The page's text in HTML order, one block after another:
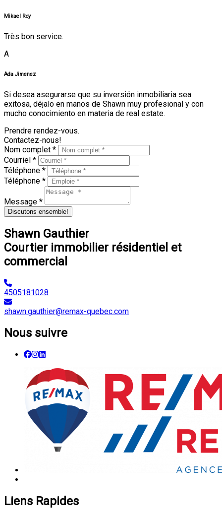
Mikael Roy
Très bon service.
A
Ada Jimenez
Si desea asegurarse que su inversión inmobiliaria sea
exitosa, déjalo en manos de Shawn muy profesional y con
mucho conocimiento en materia de real estate.
Prendre rendez-vous.
Contactez-nous!
Nom complet *
Courriel *
Téléphone *
Téléphone *
Message *
Discutons ensemble!
Shawn Gauthier
Courtier immobilier résidentiel et
commercial
4505181028
shawn.gauthier@remax-quebec.com
Nous suivre
Liens Rapides